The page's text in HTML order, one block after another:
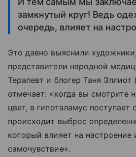
замкнутый круг! Ведь
очередь, влияет на
Это давно выяснили
представители народной
Терапевт и блогер Таня
отмечает: «когда вы смотрите
цвет, в гипоталамус поступает
происходит выброс
который влияет на настроение
самочувствие».